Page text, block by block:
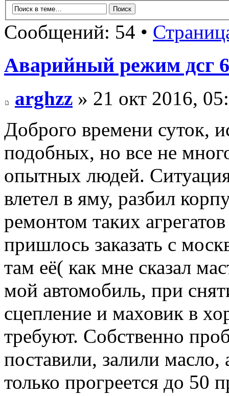
Сообщений: 54 •
Аварийный режим дсг 6
arghzz » 21 окт 2016,
Доброго времени суток,
подобных, но все не
опытных людей. Ситуация
влетел в яму, разбил
ремонтом таких
пришлось заказать с
там её( как мне сказал
мой автомобиль, при
сцепление и маховик в
требуют. Собственно
поставили, залили
только прогреется до 50